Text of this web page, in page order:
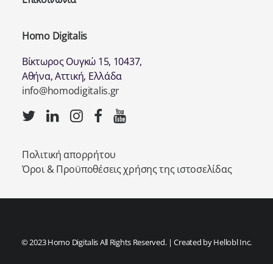
Homo Digitalis
Βίκτωρος Ουγκώ 15, 10437,
Αθήνα, Αττική, Ελλάδα
info@homodigitalis.gr
Πολιτική απορρήτου
Όροι & Προϋποθέσεις χρήσης της ιστοσελίδας
© 2023 Homo Digitalis All Rights Reserved. | Created byHellobl Inc.